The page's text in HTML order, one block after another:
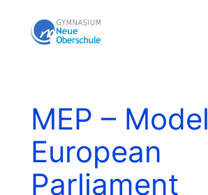
Inhalt
MEP – Model
European
Parliament